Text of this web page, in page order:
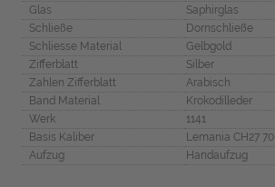
Glas
Saphirglas
Schließe
Dornschließe
Schliesse Material
Gelbgold
Zifferblatt
Silber
Zahlen Zifferblatt
Arabisch
Band Material
Krokodilleder
Werk
1141
Basis Kaliber
Lemania CH27 70
Aufzug
Handaufzug